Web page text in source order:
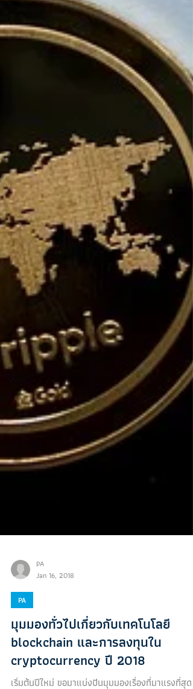
Jan 16, 2018
PA
มุมมองทั่วไปเกี่ยวกับเทคโนโลยี